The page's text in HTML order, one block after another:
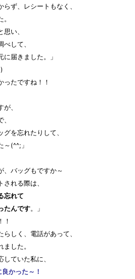
ず、レシートもなく、
い、
して、
届きました。」
ったですね！！
、
を忘れたりして、
～(^^;」
、バッグもですか～
される際は、
忘れて
たんです。」
！
らしく、電話があって、
した。
ていた私に、
かった～！